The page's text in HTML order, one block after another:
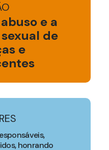
e a
de
e
honrando